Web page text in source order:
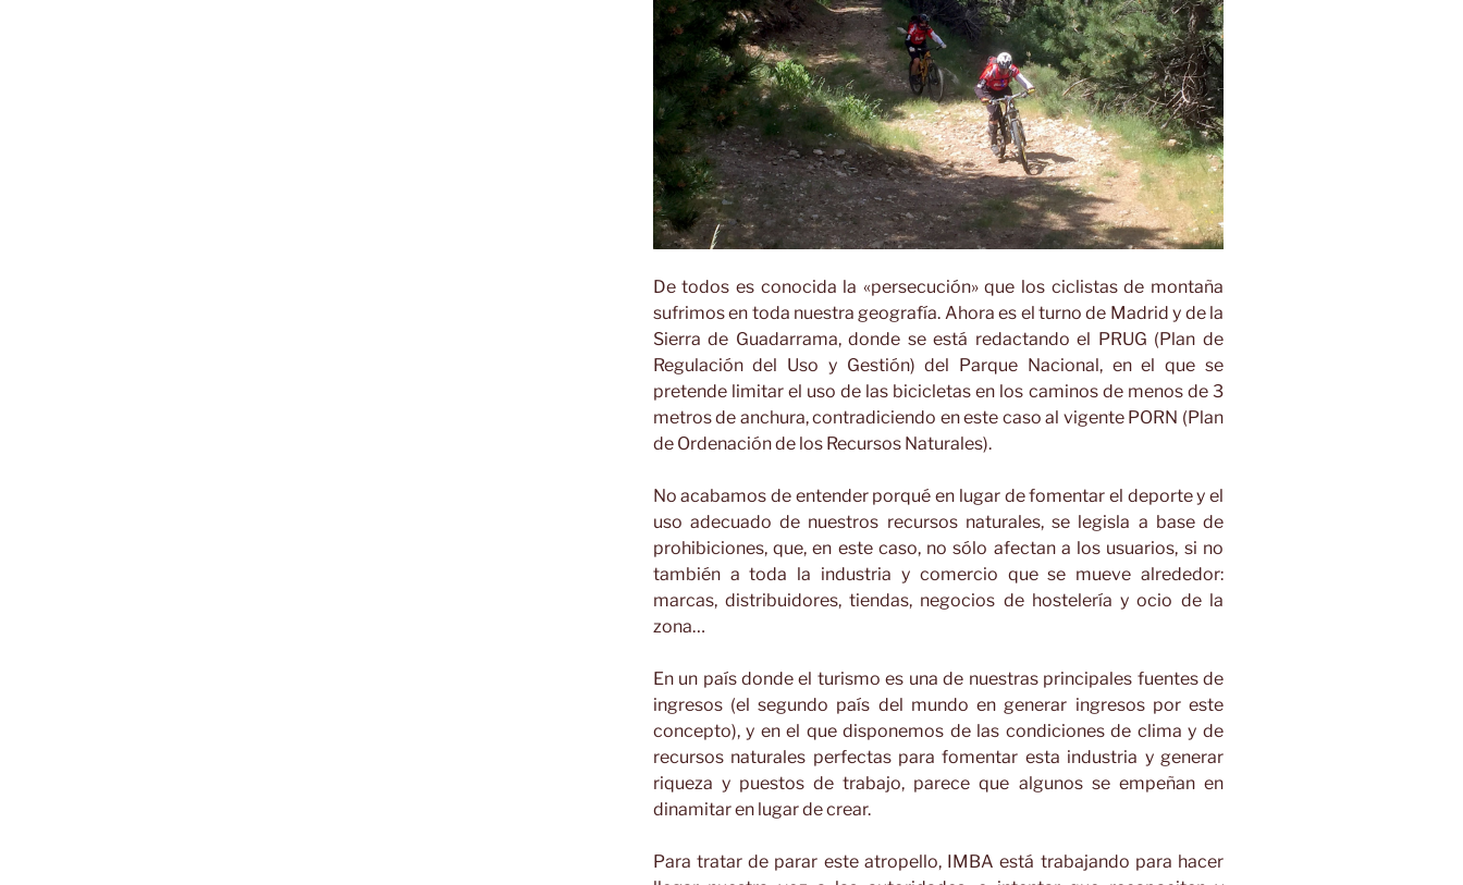
De todos es conocida la «persecución» que los ciclistas de montaña
sufrimos en toda nuestra geografía. Ahora es el turno de Madrid y de la
Sierra de Guadarrama, donde se está redactando el PRUG (Plan de
Regulación del Uso y Gestión) del Parque Nacional, en el que se
pretende limitar el uso de las bicicletas en los caminos de menos de 3
metros de anchura, contradiciendo en este caso al vigente PORN (Plan
de Ordenación de los Recursos Naturales).
No acabamos de entender porqué en lugar de fomentar el deporte y el
uso adecuado de nuestros recursos naturales, se legisla a base de
prohibiciones, que, en este caso, no sólo afectan a los usuarios, si no
también a toda la industria y comercio que se mueve alrededor:
marcas, distribuidores, tiendas, negocios de hostelería y ocio de la
zona…
En un país donde el turismo es una de nuestras principales fuentes de
ingresos (el segundo país del mundo en generar ingresos por este
concepto), y en el que disponemos de las condiciones de clima y de
recursos naturales perfectas para fomentar esta industria y generar
riqueza y puestos de trabajo, parece que algunos se empeñan en
dinamitar en lugar de crear.
Para tratar de parar este atropello, IMBA está trabajando para hacer